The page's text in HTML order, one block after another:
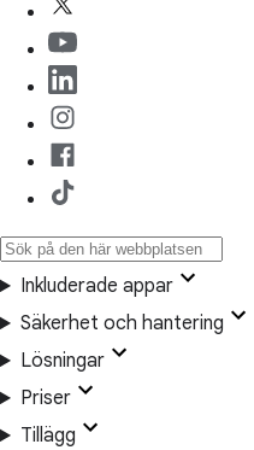
Inkluderade appar
Säkerhet och hantering
Lösningar
Priser
Tillägg